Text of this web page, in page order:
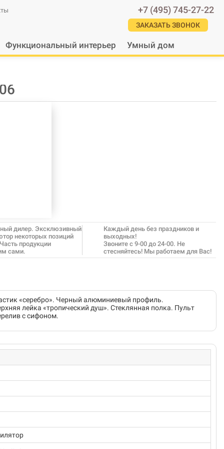
+7 (495) 745-27-22
ЗАКАЗАТЬ ЗВОНОК
Функциональный интерьер Умный дом
дилер. Эксклюзивный
некоторых позиций
продукции
сами.
Каждый день без праздников и
выходных!
Звоните с 9-00 до 24-00. Не
стесняйтесь! Мы работаем для Вас!
«серебро». Черный алюминиевый профиль.
лейка «тропический душ». Стеклянная полка. Пульт
с сифоном.